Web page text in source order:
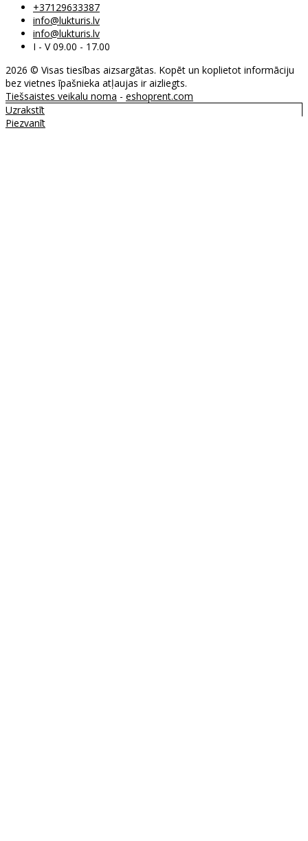
+37129633387
info@lukturis.lv
info@lukturis.lv
I - V 09.00 - 17.00
2026 © Visas tiesības aizsargātas. Kopēt un koplietot informāciju
bez vietnes īpašnieka atļaujas ir aizliegts.
Tiešsaistes veikalu noma - eshoprent.com
Uzrakstīt
Piezvanīt